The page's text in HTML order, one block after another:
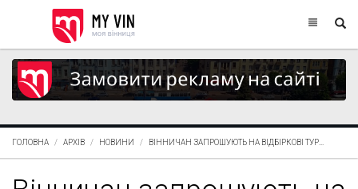
ГОЛОВНА АРХІВ НОВИНИ ВІННИЧАН ЗАПРОШУЮТЬ НА ВІДБІРКОВІ ТУР...